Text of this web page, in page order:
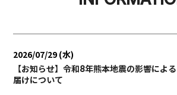
2026/07/29 (水)
【お知らせ】令和8年熊本地震の影響によ
届けについて